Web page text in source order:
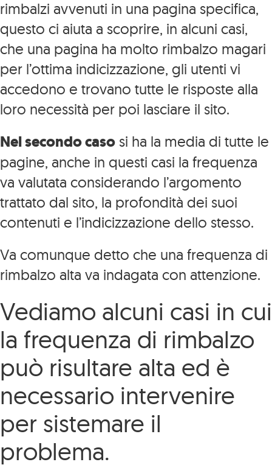
rimbalzi avvenuti in una pagina specifica,
questo ci aiuta a scoprire, in alcuni casi,
che una pagina ha molto rimbalzo magari
per l’ottima indicizzazione, gli utenti vi
accedono e trovano tutte le risposte alla
loro necessità per poi lasciare il sito.
Nel secondo caso si ha la media di tutte le
pagine, anche in questi casi la frequenza
va valutata considerando l’argomento
trattato dal sito, la profondità dei suoi
contenuti e l’indicizzazione dello stesso.
Va comunque detto che una frequenza di
rimbalzo alta va indagata con attenzione.
Vediamo alcuni casi in cui
la frequenza di rimbalzo
può risultare alta ed è
necessario intervenire
per sistemare il
problema.